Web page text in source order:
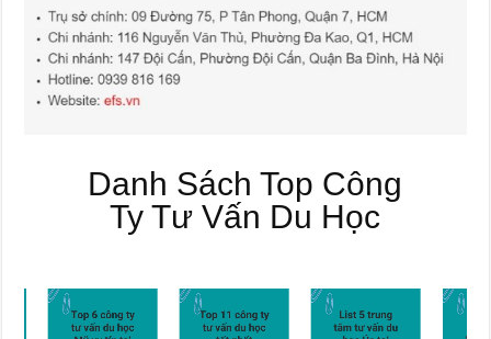
Danh Sách Top Công
Ty Tư Vấn Du Học